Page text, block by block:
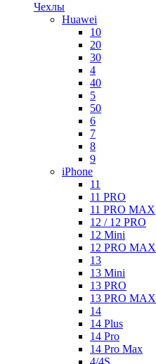
Чехлы
Huawei
10
20
30
4
40
5
50
6
7
8
9
iPhone
11
11 PRO
11 PRO MAX
12 / 12 PRO
12 Mini
12 PRO MAX
13
13 Mini
13 PRO
13 PRO MAX
14
14 Plus
14 Pro
14 Pro Max
4/4S